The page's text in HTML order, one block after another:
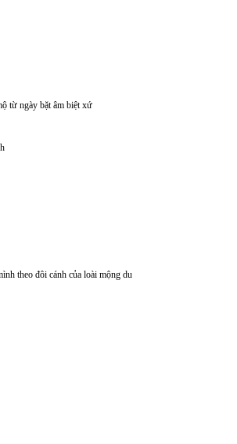
từ ngày bặt âm biệt xứ
theo đôi cánh của loài mộng du